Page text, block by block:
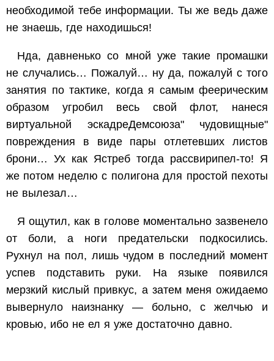
необходимой тебе информации. Ты же ведь даже
не знаешь, где находишься!
Нда, давненько со мной уже такие промашки
не случались… Пожалуй… ну да, пожалуй с того
занятия по тактике, когда я самым феерическим
образом угробил весь свой флот, нанеся
виртуальной эскадреДемсоюза" чудовищные"
повреждения в виде пары отлетевших листов
брони… Ух как Ястреб тогда рассвирипел-то! Я
же потом неделю с полигона для простой пехоты
не вылезал…
Я ощутил, как в голове моментально зазвенело
от боли, а ноги предательски подкосились.
Рухнул на пол, лишь чудом в последний момент
успев подставить руки. На языке появился
мерзкий кислый привкус, а затем меня ожидаемо
вывернуло наизнанку — больно, с желчью и
кровью, ибо не ел я уже достаточно давно.